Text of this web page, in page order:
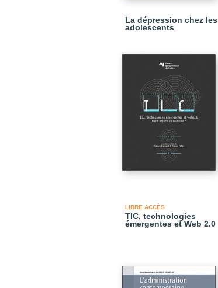
La dépression chez les
adolescents
LIBRE ACCÈS
TIC, technologies
émergentes et Web 2.0